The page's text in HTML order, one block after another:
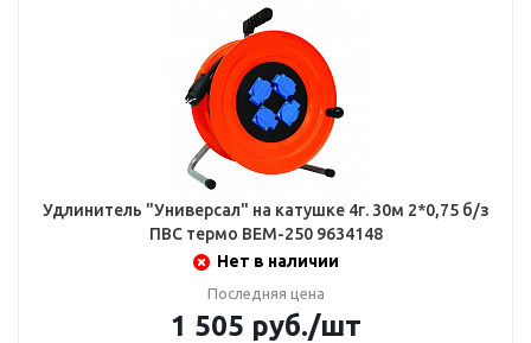
Удлинитель "Универсал" на катушке 4г. 30м 2*0,75 б/з
ПВС термо ВЕМ-250 9634148
Нет в наличии
Последняя цена
1 505 руб./шт